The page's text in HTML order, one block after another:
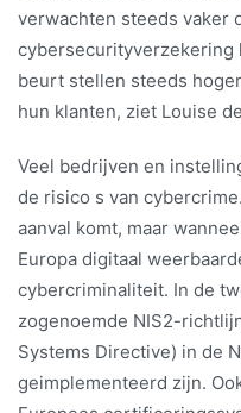
verwachten steeds vaker
cybersecurityverzekering
beurt stellen steeds
hun klanten, ziet Louise
Veel bedrijven en
de risico s van
aanval komt, maar
Europa digitaal
cybercriminaliteit. In de
zogenoemde NIS2-
Systems Directive) in de
geimplementeerd zijn.